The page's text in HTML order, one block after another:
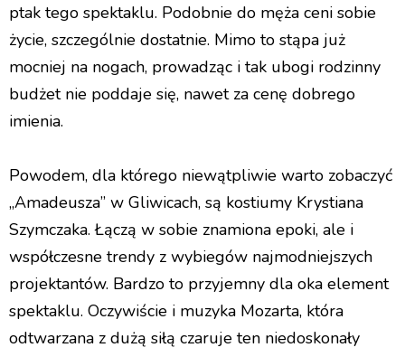
ptak tego spektaklu. Podobnie do męża ceni sobie
życie, szczególnie dostatnie. Mimo to stąpa już
mocniej na nogach, prowadząc i tak ubogi rodzinny
budżet nie poddaje się, nawet za cenę dobrego
imienia.
Powodem, dla którego niewątpliwie warto zobaczyć
„Amadeusza” w Gliwicach, są kostiumy Krystiana
Szymczaka. Łączą w sobie znamiona epoki, ale i
współczesne trendy z wybiegów najmodniejszych
projektantów. Bardzo to przyjemny dla oka element
spektaklu. Oczywiście i muzyka Mozarta, która
odtwarzana z dużą siłą czaruje ten niedoskonały